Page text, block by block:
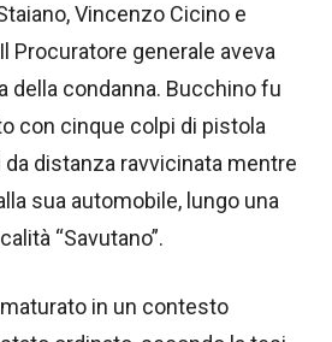
Vincenzo Cicino e
Procuratore generale aveva
della condanna. Bucchino fu
con cinque colpi di pistola
distanza ravvicinata mentre
sua automobile, lungo una
“Savutano”.
in un contesto